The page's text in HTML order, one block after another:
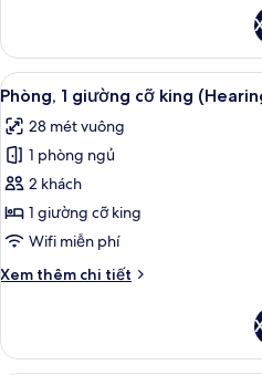
Tub)
Phòng,
giường
king
(Mobility
Accessible,
Tub)
Xem
tất
cả
ảnh
Phòng,
1
giường
king
5
Phòng, 1 giường cỡ king
28 mét vuông
1 phòng ngủ
2 khách
1 giường cỡ king
Wifi miễn phí
Xem thêm chi tiết
Chi
Phòng,